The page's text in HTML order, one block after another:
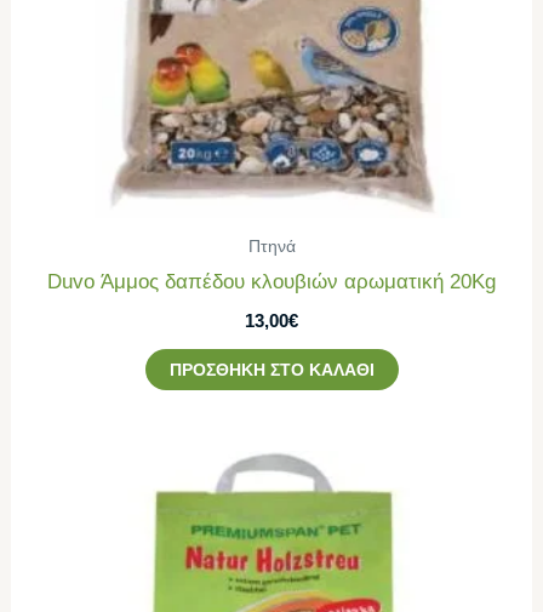
Πτηνά
Duvo Άμμος δαπέδου κλουβιών αρωματική 20Kg
13,00€
ΠΡΟΣΘΉΚΗ ΣΤΟ ΚΑΛΆΘΙ